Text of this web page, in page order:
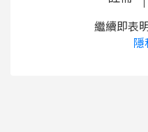
繼續即表
隱